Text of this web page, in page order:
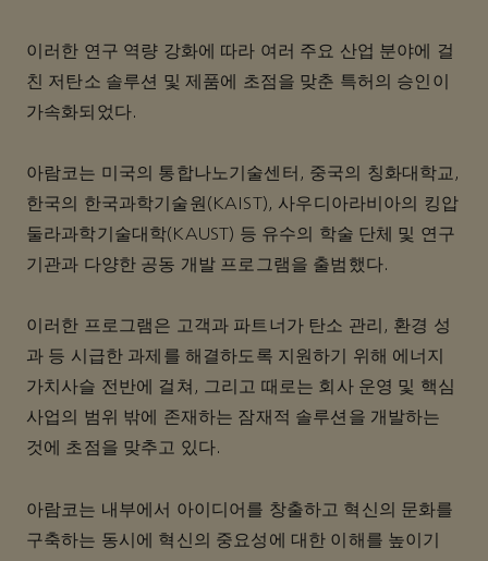
이러한 연구 역량 강화에 따라 여러 주요 산업 분야에 걸
친 저탄소 솔루션 및 제품에 초점을 맞춘 특허의 승인이
가속화되었다.
아람코는 미국의 통합나노기술센터, 중국의 칭화대학교,
한국의 한국과학기술원(KAIST), 사우디아라비아의 킹압
둘라과학기술대학(KAUST) 등 유수의 학술 단체 및 연구
기관과 다양한 공동 개발 프로그램을 출범했다.
이러한 프로그램은 고객과 파트너가 탄소 관리, 환경 성
과 등 시급한 과제를 해결하도록 지원하기 위해 에너지
가치사슬 전반에 걸쳐, 그리고 때로는 회사 운영 및 핵심
사업의 범위 밖에 존재하는 잠재적 솔루션을 개발하는
것에 초점을 맞추고 있다.
아람코는 내부에서 아이디어를 창출하고 혁신의 문화를
구축하는 동시에 혁신의 중요성에 대한 이해를 높이기